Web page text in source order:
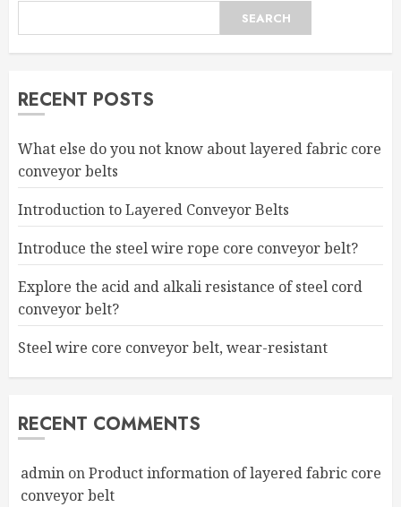
SEARCH
RECENT POSTS
What else do you not know about layered fabric core
conveyor belts
Introduction to Layered Conveyor Belts
Introduce the steel wire rope core conveyor belt?
Explore the acid and alkali resistance of steel cord
conveyor belt?
Steel wire core conveyor belt, wear-resistant
RECENT COMMENTS
admin onProduct information of layered fabric core
conveyor belt